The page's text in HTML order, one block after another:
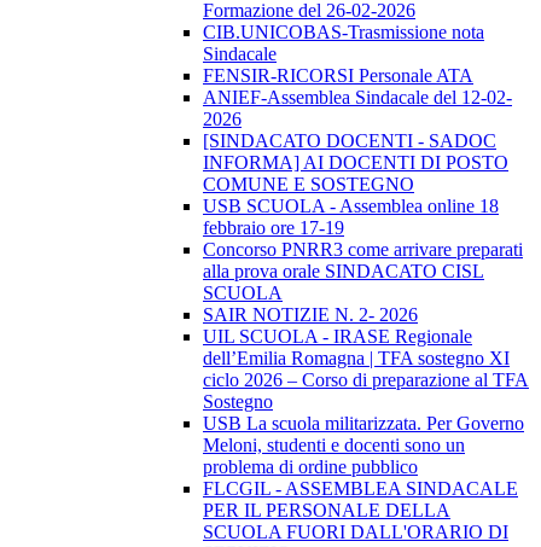
Formazione del 26-02-2026
CIB.UNICOBAS-Trasmissione nota
Sindacale
FENSIR-RICORSI Personale ATA
ANIEF-Assemblea Sindacale del 12-02-
2026
[SINDACATO DOCENTI - SADOC
INFORMA] AI DOCENTI DI POSTO
COMUNE E SOSTEGNO
USB SCUOLA - Assemblea online 18
febbraio ore 17-19
Concorso PNRR3 come arrivare preparati
alla prova orale SINDACATO CISL
SCUOLA
SAIR NOTIZIE N. 2- 2026
UIL SCUOLA - IRASE Regionale
dell’Emilia Romagna | TFA sostegno XI
ciclo 2026 – Corso di preparazione al TFA
Sostegno
USB La scuola militarizzata. Per Governo
Meloni, studenti e docenti sono un
problema di ordine pubblico
FLCGIL - ASSEMBLEA SINDACALE
PER IL PERSONALE DELLA
SCUOLA FUORI DALL'ORARIO DI